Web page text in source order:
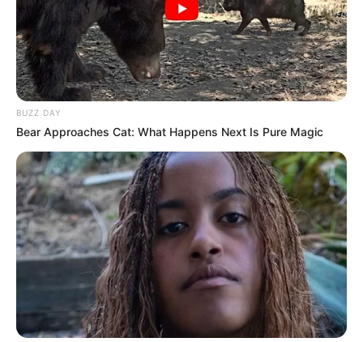
BUZZ DAY
Bear Approaches Cat: What Happens Next Is Pure Magic